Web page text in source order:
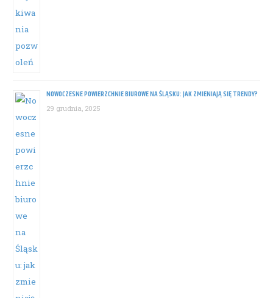
NOWOCZESNE POWIERZCHNIE BIUROWE NA ŚLĄSKU: JAK ZMIENIAJĄ SIĘ TRENDY?
29 grudnia, 2025